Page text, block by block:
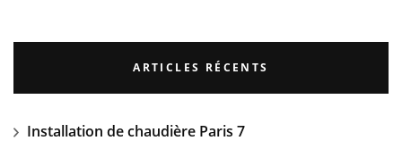
ARTICLES RÉCENTS
Installation de chaudière Paris 7